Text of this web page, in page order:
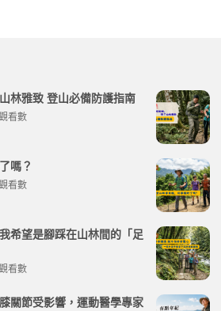
林雅致 登山必備防護指南
看數
嗎？
看數
希望是腳踩在山林間的「足
看數
關節受影響，運動醫學專家